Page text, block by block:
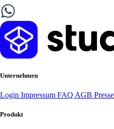
Unternehmen
Login Impressum FAQ AGB Presse
Produkt